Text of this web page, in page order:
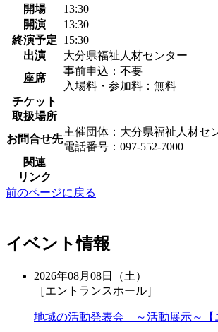
開場
13:30
開演
13:30
終演予定
15:30
出演
大分県福祉人材センター
座席
事前申込：不要
入場料・参加料：無料
チケット
取扱場所
お問合せ先
主催団体：大分県福祉人材セ
電話番号：097-552-7000
関連
リンク
前のページに戻る
イベント情報
2026年08月08日（土）
［エントランスホール］
地域の活動発表会 ～活動展示～【